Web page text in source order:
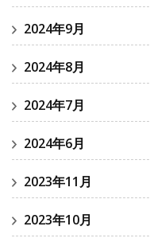
2024年9月
2024年8月
2024年7月
2024年6月
2023年11月
2023年10月